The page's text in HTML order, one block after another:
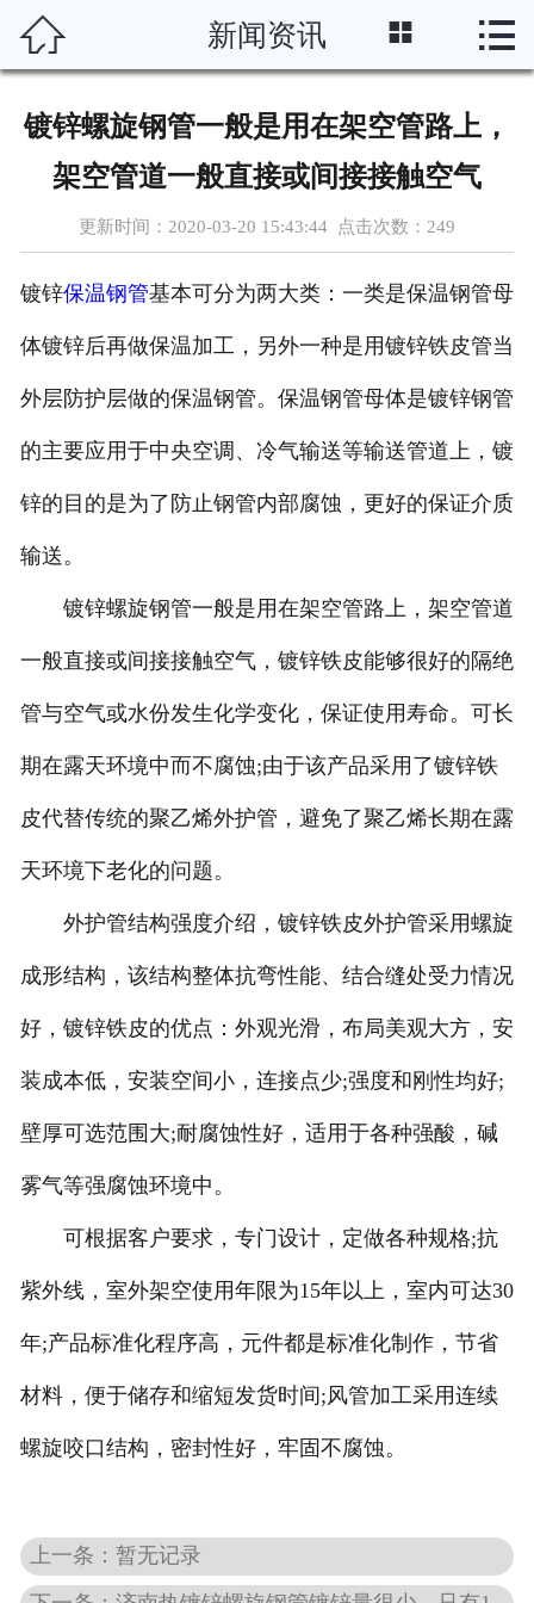
 首页
产品中心
新闻资讯
车间设备
资质案例
联系我们
 新闻资讯  
镀锌螺旋钢管一般是用在架空管路上，
架空管道一般直接或间接接触空气
更新时间：2020-03-20 15:43:44 点击次数： 249
镀锌保温钢管基本可分为两大类：一类是保温钢管母
体镀锌后再做保温加工，另外一种是用镀锌铁皮管当
外层防护层做的保温钢管。保温钢管母体是镀锌钢管
的主要应用于中央空调、冷气输送等输送管道上，镀
锌的目的是为了防止钢管内部腐蚀，更好的保证介质
输送。
镀锌螺旋钢管一般是用在架空管路上，架空管道
一般直接或间接接触空气，镀锌铁皮能够很好的隔绝
管与空气或水份发生化学变化，保证使用寿命。可长
期在露天环境中而不腐蚀;由于该产品采用了镀锌铁
皮代替传统的聚乙烯外护管，避免了聚乙烯长期在露
天环境下老化的问题。
外护管结构强度介绍，镀锌铁皮外护管采用螺旋
成形结构，该结构整体抗弯性能、结合缝处受力情况
好，镀锌铁皮的优点：外观光滑，布局美观大方，安
装成本低，安装空间小，连接点少;强度和刚性均好;
壁厚可选范围大;耐腐蚀性好，适用于各种强酸，碱
雾气等强腐蚀环境中。
可根据客户要求，专门设计，定做各种规格;抗
紫外线，室外架空使用年限为15年以上，室内可达30
年;产品标准化程序高，元件都是标准化制作，节省
材料，便于储存和缩短发货时间;风管加工采用连续
螺旋咬口结构，密封性好，牢固不腐蚀。
上一条：暂无记录